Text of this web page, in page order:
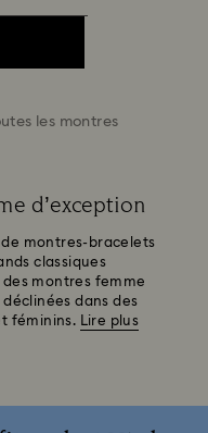
les montres
d’exception
montres-bracelets
classiques
des montres femme
dans des
féminins. Lire plus